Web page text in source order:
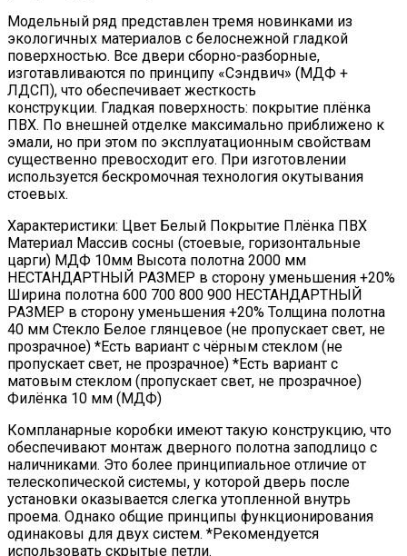
Модельный ряд представлен тремя новинками из
экологичных материалов с белоснежной гладкой
поверхностью. Все двери сборно-разборные,
изготавливаются по принципу «Сэндвич» (МДФ +
ЛДСП), что обеспечивает жесткость
конструкции. Гладкая поверхность: покрытие плёнка
ПВХ. По внешней отделке максимально приближено к
эмали, но при этом по эксплуатационным свойствам
существенно превосходит его. При изготовлении
используется бескромочная технология окутывания
стоевых.
Характеристики: Цвет Белый Покрытие Плёнка ПВХ
Материал Массив сосны (стоевые, горизонтальные
царги) МДФ 10мм Высота полотна 2000 мм
НЕСТАНДАРТНЫЙ РАЗМЕР в сторону уменьшения +20%
Ширина полотна 600 700 800 900 НЕСТАНДАРТНЫЙ
РАЗМЕР в сторону уменьшения +20% Толщина полотна
40 мм Стекло Белое глянцевое (не пропускает свет, не
прозрачное) *Есть вариант с чёрным стеклом (не
пропускает свет, не прозрачное) *Есть вариант с
матовым стеклом (пропускает свет, не прозрачное)
Филёнка 10 мм (МДФ)
Компланарные коробки имеют такую конструкцию, что
обеспечивают монтаж дверного полотна заподлицо с
наличниками. Это более принципиальное отличие от
телескопической системы, у которой дверь после
установки оказывается слегка утопленной внутрь
проема. Однако общие принципы функционирования
одинаковы для двух систем. *Рекомендуется
использовать скрытые петли.